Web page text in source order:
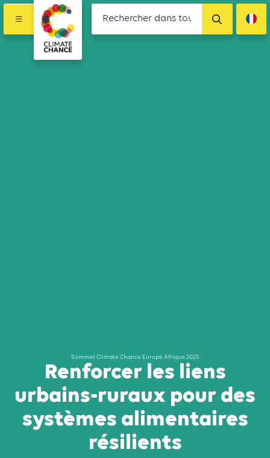
Sommet Climate Chance Europe Afrique 2025
Renforcer les liens
urbains-ruraux pour des
systèmes alimentaires
résilients